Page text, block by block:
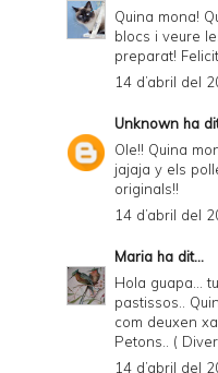
Quina mona!
blocs i veure
preparat!
14 d’abril del
Unknown ha
Ole!! Quina
jajaja y els
originals!!
14 d’abril del
Maria ha dit...
Hola guapa...
pastissos..
com deuxen
Petons.. (
14 d’abril del